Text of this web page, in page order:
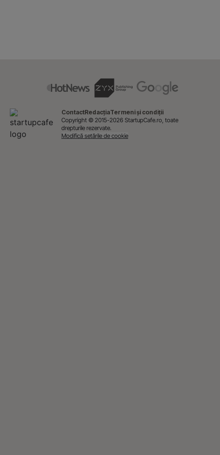
ContactRedacțiaTermeni și condiții
Copyright © 2015-2026 StartupCafe.ro, toate
drepturile rezervate.
Modifică setările de cookie